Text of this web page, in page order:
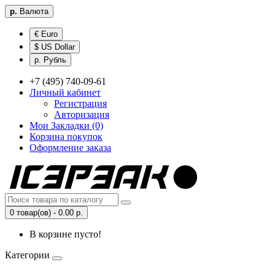
р. Валюта
€ Euro
$ US Dollar
р. Рубль
+7 (495) 740-09-61
Личный кабинет
Регистрация
Авторизация
Мои Закладки (0)
Корзина покупок
Оформление заказа
0 товар(ов) - 0.00 р.
В корзине пусто!
Категории